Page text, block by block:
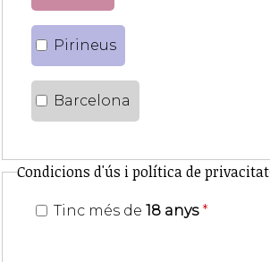
Pirineus
Barcelona
Condicions d'ús i política de privacitat
Tinc més de 18 anys *